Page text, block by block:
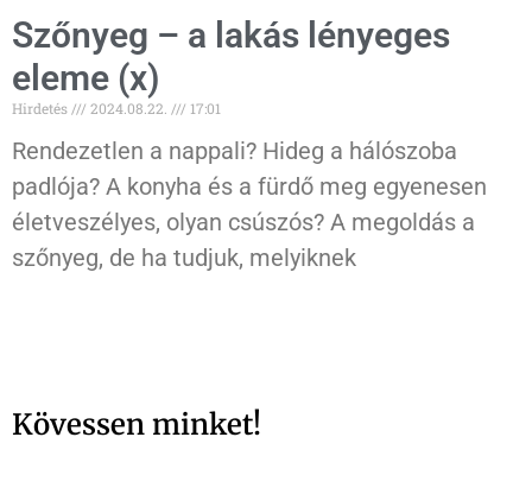
Szőnyeg – a lakás lényeges
eleme (x)
Hirdetés 2024.08.22. 17:01
Rendezetlen a nappali? Hideg a hálószoba
padlója? A konyha és a fürdő meg egyenesen
életveszélyes, olyan csúszós? A megoldás a
szőnyeg, de ha tudjuk, melyiknek
Kövessen minket!